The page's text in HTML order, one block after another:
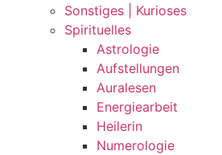
Sonstiges | Kurioses
Spirituelles
Astrologie
Aufstellungen
Auralesen
Energiearbeit
Heilerin
Numerologie